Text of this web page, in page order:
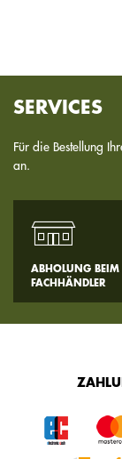
SERVICES
Für die Bestellung
an.
ABHOLUNG BEIM
FACHHÄNDLER